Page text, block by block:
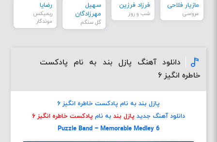
مازیار فلاحی
عروسی
فرزاد فرزین
شب و روز
سهیل
مهرزادگان
گل سنگم
رضایا
ریمیکس
موندگار
دانلود آهنگ پازل بند به نام پادکست
خاطره انگیز ۶
پازل بند به نام پادکست خاطره انگیز ۶
دانلود آهنگ جدید پازل بند به نام پادکست خاطره انگیز ۶
Puzzle Band – Memorable Medley 6